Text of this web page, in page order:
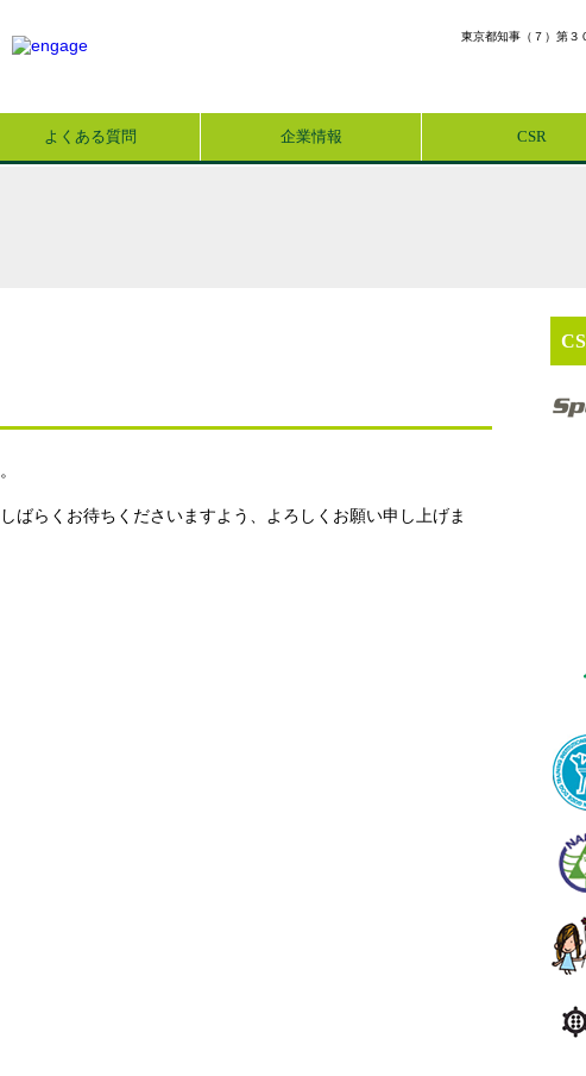
東京都知事（７）第
よくある質問 企業情報 CSR
ばらくお待ちくださいますよう、よろしくお願い申し上げま